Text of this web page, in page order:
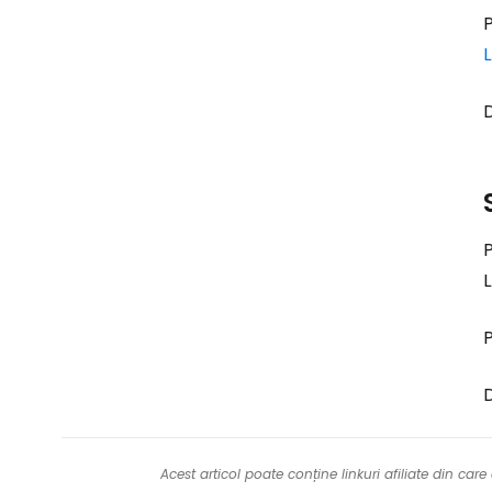
Acest articol poate conține linkuri afiliate din